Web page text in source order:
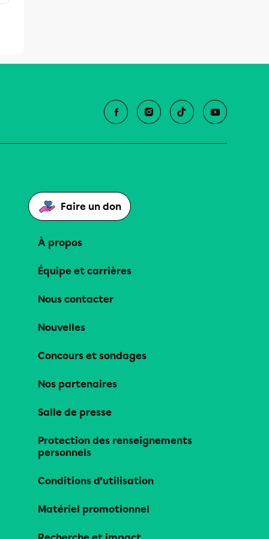
Faire un don
À propos
Équipe et carrières
Nous contacter
Nouvelles
Concours et sondages
Nos partenaires
Salle de presse
Protection des renseignements
personnels
Conditions d’utilisation
Matériel promotionnel